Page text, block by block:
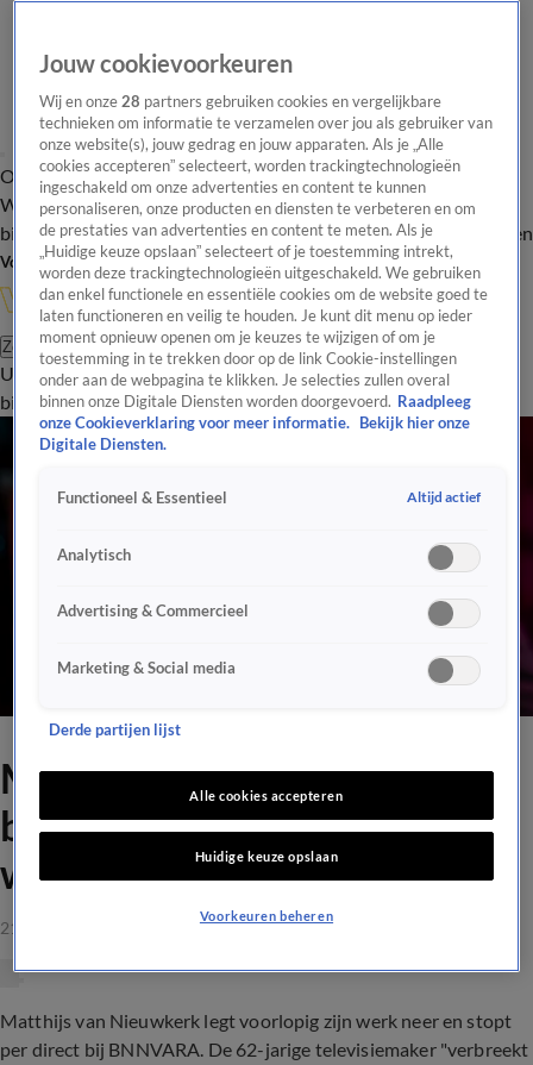
Overzicht Onze programma's Uitzendingen Onze gezichten
In de
WandelgangenInterviewsUitzending
bijwonenPodcastShopVeelgestelde vragenKijkersvraag insturen
Volg Vandaag Inside
Zoeken
UitzendingenVandaag InsideDe OranjezomerShopUitzending
bijwonen
Matthijs van Nieuwkerk
breekt met BNNVARA, legt
werk neer
21 nov 2022, 13:41
Matthijs van Nieuwkerk legt voorlopig zijn werk neer en stopt
per direct bij BNNVARA. De 62-jarige televisiemaker "verbreekt
Jouw cookievoorkeuren
Wij en onze28 partners gebruiken cookies en vergelijkbare
technieken om informatie te verzamelen over jou als gebruiker van
onze website(s), jouw gedrag en jouw apparaten. Als je „Alle
cookies accepteren” selecteert, worden trackingtechnologieën
ingeschakeld om onze advertenties en content te kunnen
personaliseren, onze producten en diensten te verbeteren en om
de prestaties van advertenties en content te meten. Als je
„Huidige keuze opslaan” selecteert of je toestemming intrekt,
worden deze trackingtechnologieën uitgeschakeld. We gebruiken
dan enkel functionele en essentiële cookies om de website goed te
laten functioneren en veilig te houden. Je kunt dit menu op ieder
moment opnieuw openen om je keuzes te wijzigen of om je
toestemming in te trekken door op de link Cookie-instellingen
onder aan de webpagina te klikken. Je selecties zullen overal
binnen onze Digitale Diensten worden doorgevoerd. Raadpleeg
onze Cookieverklaring voor meer informatie.
Bekijk hier onze
Digitale Diensten.
Functioneel & Essentieel Altijd actief
Analytisch
Advertising & Commercieel
Marketing & Social media
Derde partijen lijst
Alle cookies accepteren
Huidige keuze opslaan
Voorkeuren beheren